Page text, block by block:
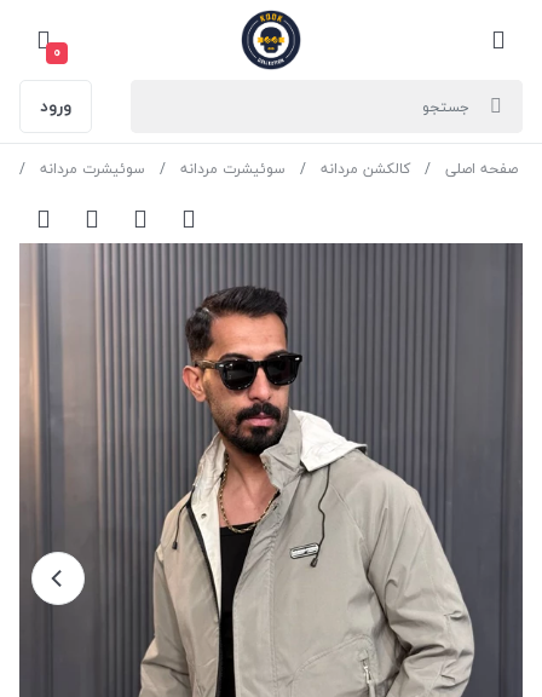
0
ورود
صفحه اصلی کالکشن مردانه سوئیشرت مردانه سوئیشرت مردانه